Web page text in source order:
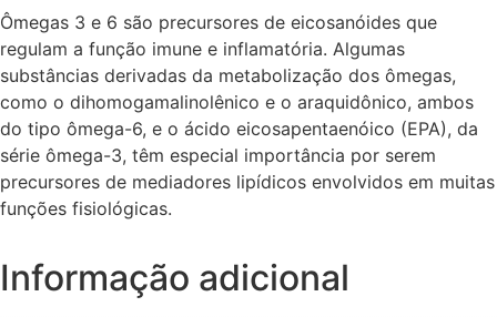
Ômegas 3 e 6 são precursores de eicosanóides que
regulam a função imune e inflamatória. Algumas
substâncias derivadas da metabolização dos ômegas,
como o dihomogamalinolênico e o araquidônico, ambos
do tipo ômega-6, e o ácido eicosapentaenóico (EPA), da
série ômega-3, têm especial importância por serem
precursores de mediadores lipídicos envolvidos em muitas
funções fisiológicas.
Informação adicional